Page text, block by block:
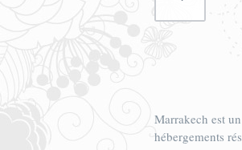
Marrakech est
hébergements